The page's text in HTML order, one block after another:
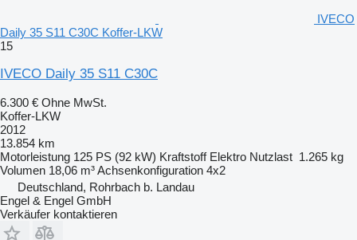
IVECO
Daily 35 S11 C30C Koffer-LKW
15
IVECO Daily 35 S11 C30C
6.300 € Ohne MwSt.
Koffer-LKW
2012
13.854 km
Motorleistung 125 PS (92 kW) Kraftstoff Elektro Nutzlast 1.265 kg
Volumen 18,06 m³Achsenkonfiguration 4x2
Deutschland, Rohrbach b. Landau
Engel & Engel GmbH
Verkäufer kontaktieren